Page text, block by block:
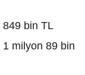
849 bin TL
1 milyon 89 bin